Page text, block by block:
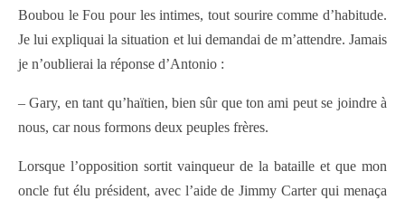
Boubou le Fou pour les intimes, tout sourire comme d’habitude.
Je lui expliquai la situation et lui demandai de m’attendre. Jamais
je n’oublierai la réponse d’Antonio :
– Gary, en tant qu’haïtien, bien sûr que ton ami peut se joindre à
nous, car nous formons deux peuples frères.
Lorsque l’opposition sortit vainqueur de la bataille et que mon
oncle fut élu président, avec l’aide de Jimmy Carter qui menaça